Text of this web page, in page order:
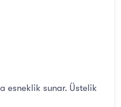
esneklik sunar. Üstelik